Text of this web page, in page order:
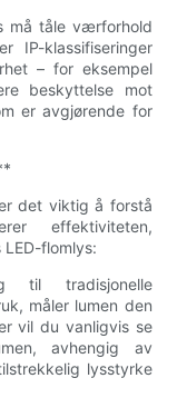
må tåle værforhold
IP-klassifiseringer
– for eksempel
beskyttelse mot
er avgjørende for
det viktig å forstå
effektiviteten,
flomlys:
til tradisjonelle
måler lumen den
vil du vanligvis se
avhengig av
lysstyrke